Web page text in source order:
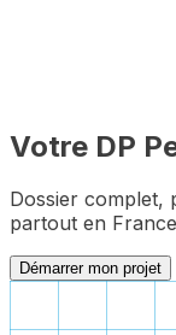
Votre DP
Dossier complet,
partout en
Démarrer mon projet